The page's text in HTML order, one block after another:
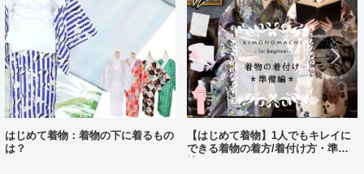
はじめて着物：着物の下に着るもの
は？
【はじめて着物】1人でもキレイに
できる着物の着方/着付け方・準備